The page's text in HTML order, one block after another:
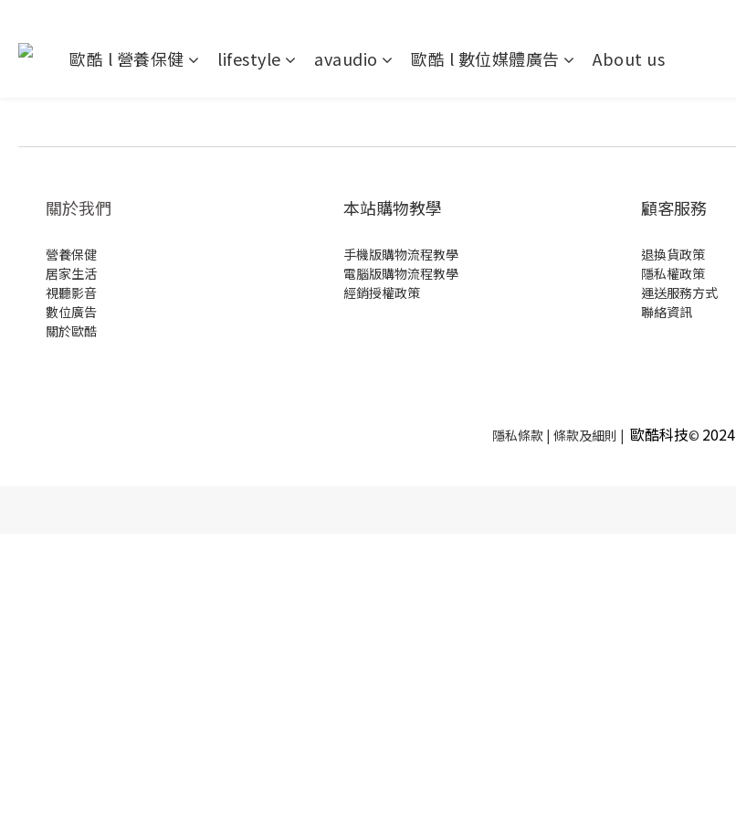
歐酷 l 營養保健 lifestyle avaudio 歐酷 l 數位媒體廣告 About us
關於我們
營養保健
居家生活
視聽影音
數位廣告
關於歐酷
本站購物教學
手機版購物流程教學
電腦版購物流程教學
經銷授權政策
顧客服務
退換貨政策
隱私權政策
運送服務方式
聯絡資訊
隱私條款 | 條款及細則 | 歐酷科技© 2024